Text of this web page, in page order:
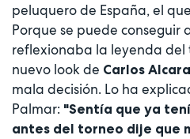
peluquero de España, el
Porque se puede conseguir
reflexionaba la leyenda del
nuevo look de Carlos
mala decisión. Lo ha
Palmar: "Sentía que ya
antes del torneo dije que